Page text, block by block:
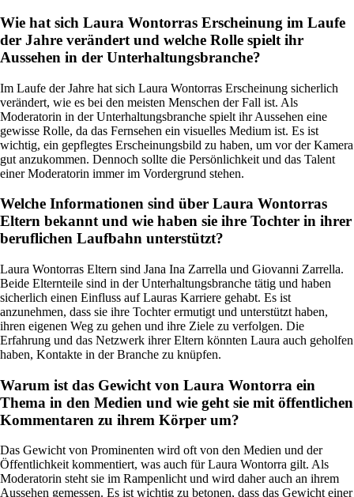
Wie hat sich Laura Wontorras Erscheinung im Laufe
der Jahre verändert und welche Rolle spielt ihr
Aussehen in der Unterhaltungsbranche?
Im Laufe der Jahre hat sich Laura Wontorras Erscheinung sicherlich
verändert, wie es bei den meisten Menschen der Fall ist. Als
Moderatorin in der Unterhaltungsbranche spielt ihr Aussehen eine
gewisse Rolle, da das Fernsehen ein visuelles Medium ist. Es ist
wichtig, ein gepflegtes Erscheinungsbild zu haben, um vor der Kamera
gut anzukommen. Dennoch sollte die Persönlichkeit und das Talent
einer Moderatorin immer im Vordergrund stehen.
Welche Informationen sind über Laura Wontorras
Eltern bekannt und wie haben sie ihre Tochter in ihrer
beruflichen Laufbahn unterstützt?
Laura Wontorras Eltern sind Jana Ina Zarrella und Giovanni Zarrella.
Beide Elternteile sind in der Unterhaltungsbranche tätig und haben
sicherlich einen Einfluss auf Lauras Karriere gehabt. Es ist
anzunehmen, dass sie ihre Tochter ermutigt und unterstützt haben,
ihren eigenen Weg zu gehen und ihre Ziele zu verfolgen. Die
Erfahrung und das Netzwerk ihrer Eltern könnten Laura auch geholfen
haben, Kontakte in der Branche zu knüpfen.
Warum ist das Gewicht von Laura Wontorra ein
Thema in den Medien und wie geht sie mit öffentlichen
Kommentaren zu ihrem Körper um?
Das Gewicht von Prominenten wird oft von den Medien und der
Öffentlichkeit kommentiert, was auch für Laura Wontorra gilt. Als
Moderatorin steht sie im Rampenlicht und wird daher auch an ihrem
Aussehen gemessen. Es ist wichtig zu betonen, dass das Gewicht einer